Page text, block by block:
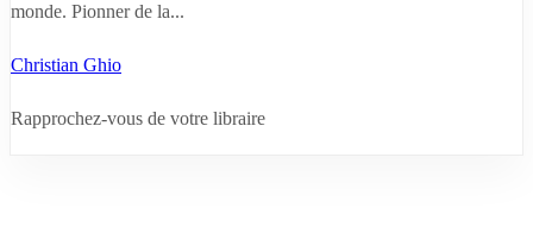
monde. Pionner de la...
Christian Ghio
Rapprochez-vous de votre libraire